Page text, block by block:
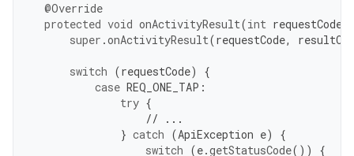
@Override
protected void onActivityResult(int requestCode
super .onActivityResult(requestCode,
switch (requestCode)
{
case REQ_ONE_TAP :
try {
// ...
} catch (ApiException e)
{
switch (e.getStatusCode()) {